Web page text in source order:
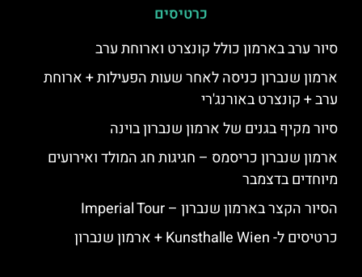
כרטיסים
סיור ערב בארמון כולל קונצרט וארוחת ערב
ארמון שנברון כניסה לאחר שעות הפעילות + ארוחת
ערב + קונצרט באורנג'רי
סיור מקיף בגנים של ארמון שנברון בוינה
ארמון שנברון כריסמס – חגיגות חג המולד ואירועים
מיוחדים בדצמבר
הסיור הקצר בארמון שנברון – Imperial Tour
כרטיסים ל- Kunsthalle Wien + ארמון שנברון